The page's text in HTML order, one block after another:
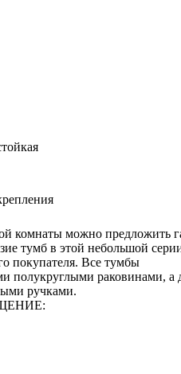
комнаты можно предложить
тумб в этой небольшой
покупателя. Все тумбы
полукруглыми раковинами, а
ручками.